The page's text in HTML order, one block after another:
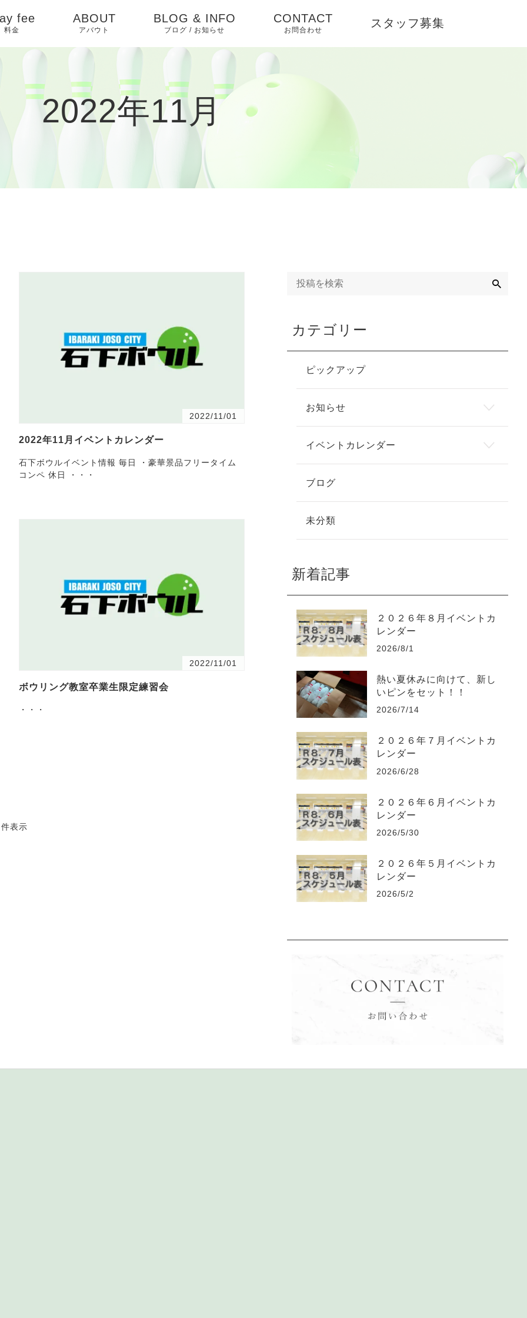
fee
料金
ABOUT
アバウト
BLOG & INFO
ブログ / お知らせ
お知らせ
ピックアップ
イベントカレンダー
CONTACT
お問合わせ
スタッフ募集
2022年11月
2022/11/01
2022年11月イベントカレンダー
石下ボウルイベント情報 毎日 ・豪華景品フリータイム
コンペ 休日 ・・・
2022/11/01
ボウリング教室卒業生限定練習会
・・・
表示
カテゴリー
ピックアップ
お知らせ
イベントカレンダー
ブログ
未分類
新着記事
２０２６年８月イベントカ
レンダー
2026/8/1
熱い夏休みに向けて、新し
いピンをセット！！
2026/7/14
２０２６年７月イベントカ
レンダー
2026/6/28
２０２６年６月イベントカ
レンダー
2026/5/30
２０２６年５月イベントカ
レンダー
2026/5/2